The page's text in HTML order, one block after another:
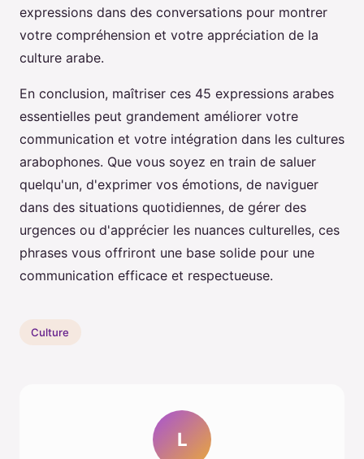
expressions dans des conversations pour montrer
votre compréhension et votre appréciation de la
culture arabe.
En conclusion, maîtriser ces 45 expressions arabes
essentielles peut grandement améliorer votre
communication et votre intégration dans les cultures
arabophones. Que vous soyez en train de saluer
quelqu'un, d'exprimer vos émotions, de naviguer
dans des situations quotidiennes, de gérer des
urgences ou d'apprécier les nuances culturelles, ces
phrases vous offriront une base solide pour une
communication efficace et respectueuse.
Culture
L